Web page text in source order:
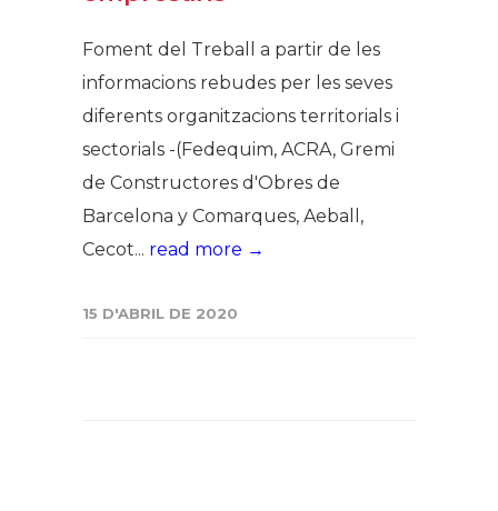
Foment del Treball a partir de les
informacions rebudes per les seves
diferents organitzacions territorials i
sectorials -(Fedequim, ACRA, Gremi
de Constructores d'Obres de
Barcelona y Comarques, Aeball,
Cecot... read more →
15 D'ABRIL DE 2020